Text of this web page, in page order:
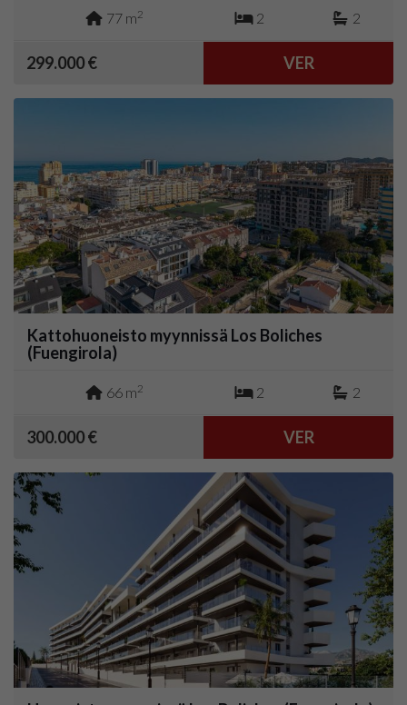
77 m2 2 2
299.000 € VER
Kattohuoneisto myynnissä Los Boliches
(Fuengirola)
66 m2 2 2
300.000 € VER